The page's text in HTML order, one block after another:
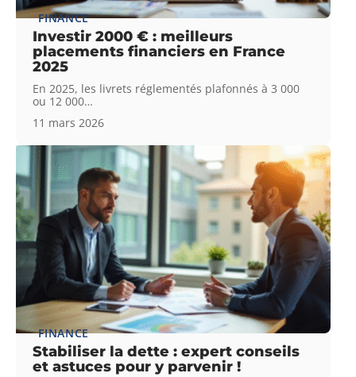
FINANCE
Investir 2000 € : meilleurs
placements financiers en France
2025
En 2025, les livrets réglementés plafonnés à 3 000
ou 12 000…
11 mars 2026
FINANCE
Stabiliser la dette : expert conseils
et astuces pour y parvenir !